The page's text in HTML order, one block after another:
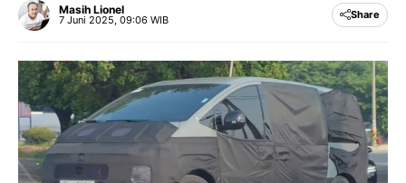
Masih Lionel
7 Juni 2025, 09:06 WIB Share